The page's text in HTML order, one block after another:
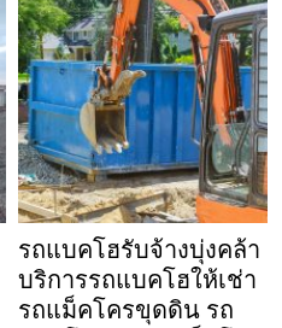
รถแบคโฮรับจ้างบุ่งคล้า
บริการรถแบคโฮให้เช่า
รถแม็คโครขุดดิน รถ